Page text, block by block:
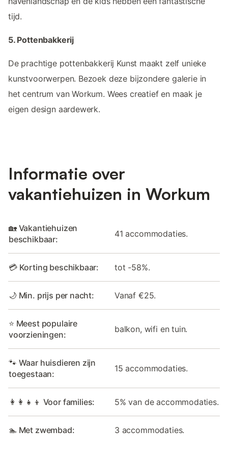
tijd.
5. Pottenbakkerij
De prachtige pottenbakkerij Kunst maakt zelf unieke
kunstvoorwerpen. Bezoek deze bijzondere galerie in
het centrum van Workum. Wees creatief en maak je
eigen design aardewerk.
Informatie over
vakantiehuizen in Workum
🏡 Vakantiehuizen
beschikbaar:
41 accommodaties.
💳 Korting beschikbaar: tot -58%.
🌙 Min. prijs per nacht: Vanaf €25.
⭐ Meest populaire
voorzieningen:
balkon, wifi en tuin.
🐾 Waar huisdieren zijn
toegestaan:
15 accommodaties.
👩‍👩‍👧‍👦 Voor families: 5% van de accommodaties.
🏊 Met zwembad: 3 accommodaties.